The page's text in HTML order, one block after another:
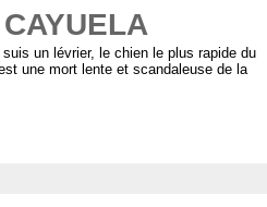
un lévrier, le chien le plus rapide du
une mort lente et scandaleuse de la